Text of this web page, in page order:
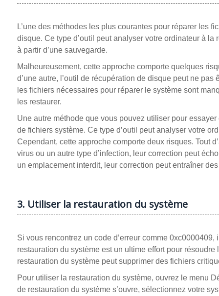
L’une des méthodes les plus courantes pour réparer les
disque. Ce type d’outil peut analyser votre ordinateur à
à partir d’une sauvegarde.
Malheureusement, cette approche comporte quelques
d’une autre, l’outil de récupération de disque peut ne
les fichiers nécessaires pour réparer le système sont
les restaurer.
Une autre méthode que vous pouvez utiliser pour
de fichiers système. Ce type d’outil peut analyser votre
Cependant, cette approche comporte deux risques. Tout
virus ou un autre type d’infection, leur correction peut
un emplacement interdit, leur correction peut entraîner
3. Utiliser la restauration du système
Si vous rencontrez un code d’erreur comme
restauration du système est un ultime effort pour
restauration du système peut supprimer des fichiers
Pour utiliser la restauration du système, ouvrez le menu
de restauration du système s’ouvre, sélectionnez votre